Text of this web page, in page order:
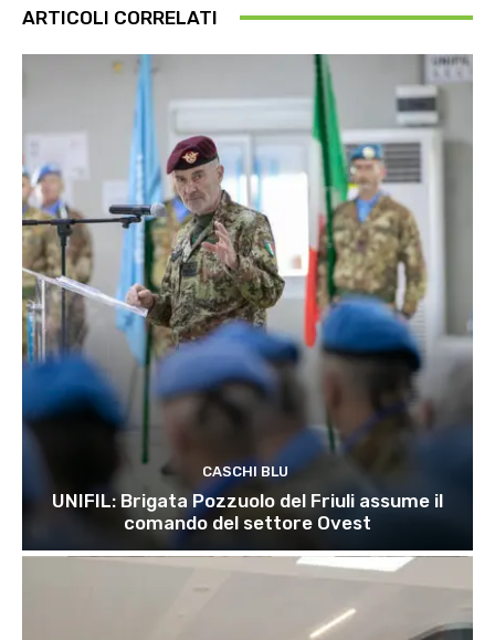
ARTICOLI CORRELATI
CASCHI BLU
UNIFIL: Brigata Pozzuolo del Friuli assume il
comando del settore Ovest